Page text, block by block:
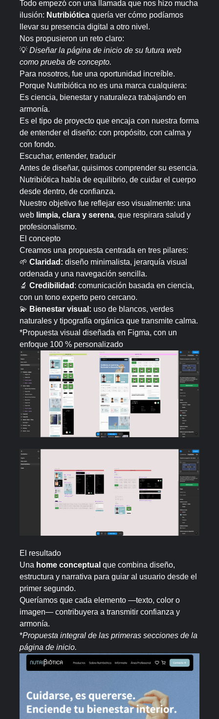
Todo empezó con una llamada que nos hizo mucha
ilusión: Nutribiótica quería ver cómo podíamos
llevar su presencia digital a otro nivel.
Nos propusieron un reto claro:
💡 Diseñar la página de inicio de su futura web
como prueba de concepto.
Para nosotros, fue una oportunidad increíble.
Porque Nutribiótica no es una marca cualquiera:
Es ciencia, bienestar y naturaleza trabajando en
armonía.
Es el tipo de proyecto que encaja con nuestra forma
de entender el diseño: con propósito, con calma y
con fondo.
Escuchar, entender, traducir
Antes de diseñar, quisimos comprender su esencia.
Nutribiótica habla de equilibrio, de cuidar el cuerpo
desde dentro, de confianza.
Nuestro objetivo fue reflejar eso visualmente: una
web limpia, clara y serena, que respirara salud y
profesionalismo.
El concepto
Creamos una propuesta centrada en tres pilares:
🌱 Claridad: diseño minimalista, jerarquía visual
ordenada y una navegación sencilla.
🔬 Credibilidad : comunicación basada en ciencia,
con un tono experto pero cercano.
💫 Bienestar visual: uso de blancos, verdes
naturales y tipografía orgánica que transmite calma.
*Propuesta visual diseñada en Figma, con un
enfoque 100 % personalizado
El resultado
Una home conceptual que combina diseño,
estructura y narrativa para guiar al usuario desde el
primer segundo.
Queríamos que cada elemento —texto, color o
imagen— contribuyera a transmitir confianza y
armonía.
*Propuesta integral de las primeras secciones de la
página de inicio.